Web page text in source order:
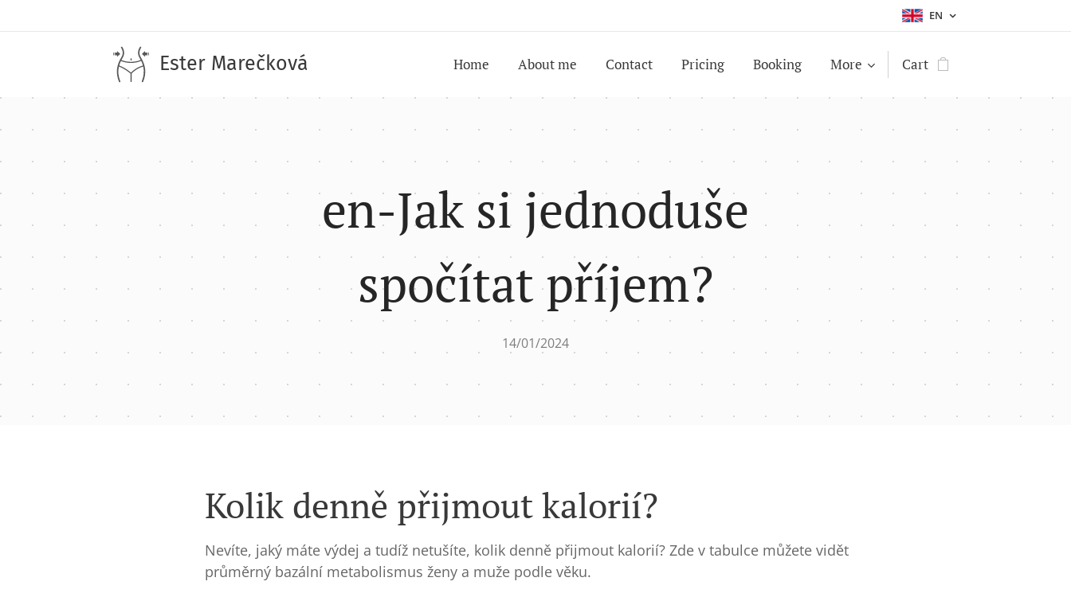
EN
Ester Marečková Home About me Contact Pricing Booking More Cart
en-Jak si jednoduše
spočítat příjem?
14/01/2024
Kolik denně přijmout kalorií?
Nevíte, jaký máte výdej a tudíž netušíte, kolik denně přijmout kalorií? Zde v tabulce můžete vidět
průměrný bazální metabolismus ženy a muže podle věku.